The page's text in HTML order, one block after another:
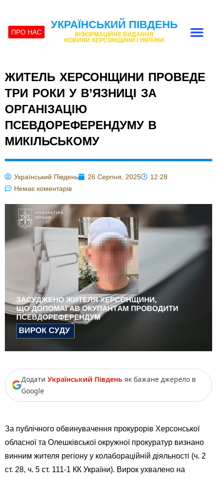
ПРО НАС
УКРАЇНСЬКИЙ ПІВДЕНЬ
ІНФОРМАЦІЙНЕ ВИДАННЯ
НОВИНИ ХЕРСОНЩИНИ І УКРАЇНИ
ЖИТЕЛЬ ХЕРСОНЩИНИ ПРОВЕДЕ
ТРИ РОКИ У В’ЯЗНИЦІ ЗА
ОРГАНІЗАЦІЮ
ПСЕВДОРЕФЕРЕНДУМУ В
МИКІЛЬСЬКОМУ
Український Південь 26 Серпня, 2025
12:28
Немає коментарів
Додати Український Південь як бажане джерело в
Google
За публічного обвинувачення прокурорів Херсонської
обласної та Олешківської окружної прокуратур визнано
винним жителя регіону у колабораційній діяльності (ч. 2
ст. 28, ч. 5 ст. 111-1 КК України). Вирок ухвалено на